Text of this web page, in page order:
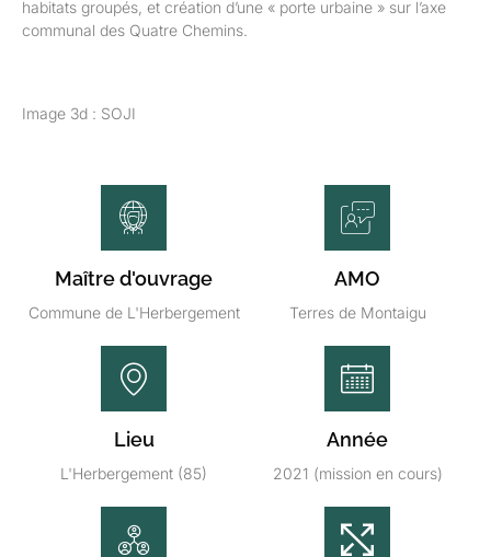
habitats groupés, et création d’une « porte urbaine » sur l’axe
communal des Quatre Chemins.
Image 3d : SOJI
Maître d'ouvrage
Commune de L'Herbergement
AMO
Terres de Montaigu
Lieu
L'Herbergement (85)
Année
2021 (mission en cours)